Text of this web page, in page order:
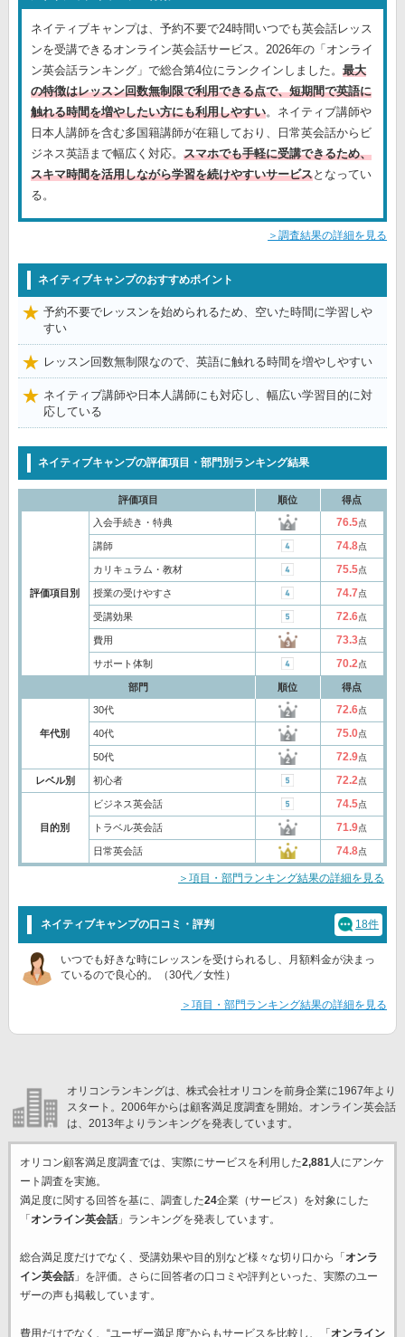
ネイティブキャンプは、予約不要で24時間いつでも英会話レッス
ンを受講できるオンライン英会話サービス。2026年の「オンライ
ン英会話ランキング」で総合第4位にランクインしました。 最大
の特徴はレッスン回数無制限で利用できる点で、短期間で英語に
触れる時間を増やしたい方にも利用しやすい。ネイティブ講師や
日本人講師を含む多国籍講師が在籍しており、日常英会話からビ
ジネス英語まで幅広く対応。 スマホでも手軽に受講できるため、
スキマ時間を活用しながら学習を続けやすいサービスとなってい
る。
＞調査結果の詳細を見る
ネイティブキャンプのおすすめポイント
予約不要でレッスンを始められるため、空いた時間に学習しや
すい
レッスン回数無制限なので、英語に触れる時間を増やしやすい
ネイティブ講師や日本人講師にも対応し、幅広い学習目的に対
応している
ネイティブキャンプの評価項目・部門別ランキング結果
評価項目 順位 得点
評価項目別
入会手続き・特典 76.5点
講師 74.8点
カリキュラム・教材 75.5点
授業の受けやすさ 74.7点
受講効果 72.6点
費用 73.3点
サポート体制 70.2点
部門 順位 得点
年代別
30代 72.6点
40代 75.0点
50代 72.9点
レベル別 初心者 72.2点
目的別
ビジネス英会話 74.5点
トラベル英会話 71.9点
日常英会話 74.8点
＞項目・部門ランキング結果の詳細を見る
ネイティブキャンプの口コミ・評判 18件
いつでも好きな時にレッスンを受けられるし、月額料金が決まっ
ているので良心的。（30代／女性）
＞項目・部門ランキング結果の詳細を見る
オリコンランキングは、株式会社オリコンを前身企業に1967年より
スタート。2006年からは顧客満足度調査を開始。オンライン英会話
は、2013年よりランキングを発表しています。
オリコン顧客満足度調査では、実際にサービスを利用した2,881 人にアンケ
ート調査を実施。
満足度に関する回答を基に、調査した24企業（サービス）を対象にした
「オンライン英会話」ランキングを発表しています。
総合満足度だけでなく、受講効果や目的別など様々な切り口から「オンラ
イン英会話」を評価。さらに回答者の口コミや評判といった、実際のユー
ザーの声も掲載しています。
費用だけでなく、“ユーザー満足度”からもサービスを比較し、「オンライン